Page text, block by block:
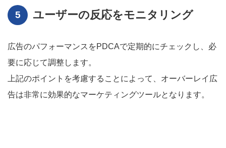
ユーザーの反応をモニタリング
広告のパフォーマンスをPDCAで定期的にチェックし、必
要に応じて調整します。
上記のポイントを考慮することによって、オーバーレイ広
告は非常に効果的なマーケティングツールとなります。